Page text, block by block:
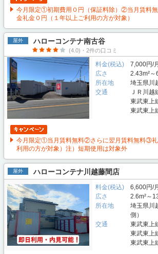
今月限定①初期費用０円（保証料除）②当月賃料
金礼金０円（１年以上ご利用の方が対象）
屋外 ハローコンテナ南古谷
(4.0)・2件の口コミ
料金(税込)
7,000円/
広さ
2.43m²～
所在地
埼玉県川
交通
ＪＲ川
東武東上
東武東上
今月限定①当月賃料無料②さらに翌月賃料無料③
利用の方が対象）注）短期使用は対象外
屋外 ハローコンテナ川越藤間店
料金(税込)
6,600円/
広さ
2.6m²～
所在地
埼玉県川
側）
交通
東武東上
東武東上
東武東上